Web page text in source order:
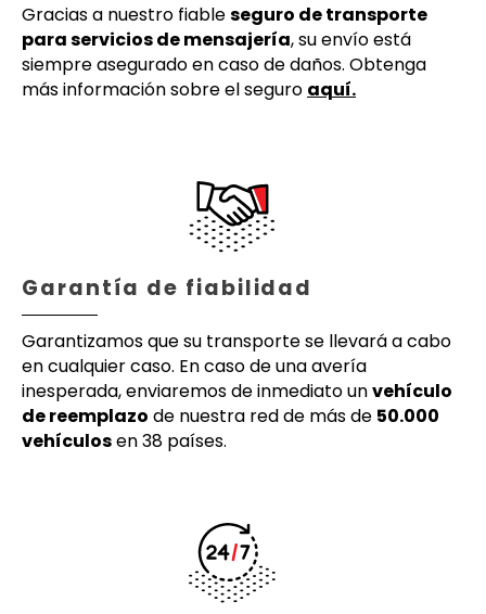
Gracias a nuestro fiableseguro de transporte
para servicios de mensajería, su envío está
siempre asegurado en caso de daños. Obtenga
más información sobre el seguro aquí.
Garantía de fiabilidad
Garantizamos que su transporte se llevará a cabo
en cualquier caso. En caso de una avería
inesperada, enviaremos de inmediato unvehículo
de reemplazo de nuestra red de más de 50.000
vehículosen 38 países.